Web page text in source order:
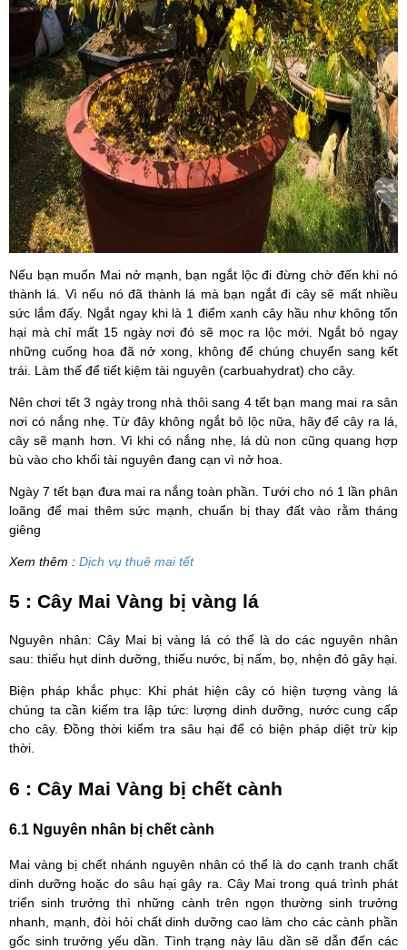
Nếu bạn muốn Mai nở mạnh, bạn ngắt lộc đi đừng chờ đến khi nó
thành lá. Vì nếu nó đã thành lá mà bạn ngắt đi cây sẽ mất nhiều
sức lắm đấy. Ngắt ngay khi là 1 điểm xanh cây hầu như không tổn
hại mà chỉ mất 15 ngày nơi đó sẽ mọc ra lộc mới. Ngắt bỏ ngay
những cuống hoa đã nở xong, không để chúng chuyển sang kết
trái. Làm thế để tiết kiệm tài nguyên (carbuahydrat) cho cây.
Nên chơi tết 3 ngày trong nhà thôi sang 4 tết bạn mang mai ra sân
nơi có nắng nhẹ. Từ đây không ngắt bỏ lộc nữa, hãy để cây ra lá,
cây sẽ mạnh hơn. Vì khi có nắng nhẹ, lá dù non cũng quang hợp
bù vào cho khối tài nguyên đang cạn vì nở hoa.
Ngày 7 tết bạn đưa mai ra nắng toàn phần. Tưới cho nó 1 lần phân
loãng để mai thêm sức mạnh, chuẩn bị thay đất vào rằm tháng
giêng
Xem thêm : Dịch vụ thuê mai tết
5 : Cây Mai Vàng bị vàng lá
Nguyên nhân: Cây Mai bị vàng lá có thể là do các nguyên nhân
sau: thiếu hụt dinh dưỡng, thiếu nước, bị nấm, bọ, nhện đỏ gây hại.
Biện pháp khắc phục: Khi phát hiện cây có hiện tượng vàng lá
chúng ta cần kiểm tra lập tức: lượng dinh dưỡng, nước cung cấp
cho cây. Đồng thời kiểm tra sâu hại để có biện pháp diệt trừ kịp
thời.
6 : Cây Mai Vàng bị chết cành
6.1 Nguyên nhân bị chết cành
Mai vàng bị chết nhánh nguyên nhân có thể là do cạnh tranh chất
dinh dưỡng hoặc do sâu hại gây ra. Cây Mai trong quá trình phát
triển sinh trưởng thì những cành trên ngọn thường sinh trưởng
nhanh, mạnh, đòi hỏi chất dinh dưỡng cao làm cho các cành phần
gốc sinh trưởng yếu dần. Tình trạng này lâu dần sẽ dẫn đến các